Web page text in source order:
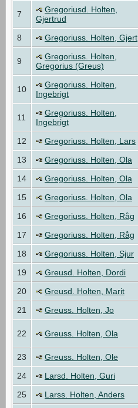
7
Gregoriusd. Holten,
Gjertrud
8 Gregoriuss. Holten, Gjert
9
Gregoriuss. Holten,
Gregorius (Greus)
10
Gregoriuss. Holten,
Ingebrigt
11
Gregoriuss. Holten,
Ingebrigt
12 Gregoriuss. Holten, Lars
13
Gregoriuss. Holten, Ola
14
Gregoriuss. Holten, Ola
15
Gregoriuss. Holten, Ola
16
Gregoriuss. Holten, Råg
17
Gregoriuss. Holten, Råg
18
Gregoriuss. Holten, Sjur
19
Greusd. Holten, Dordi
20
Greusd. Holten, Marit
21
Greuss. Holten, Jo
22 Greuss. Holten, Ola
23 Greuss. Holten, Ole
24
Larsd. Holten, Guri
25
Larss. Holten, Anders